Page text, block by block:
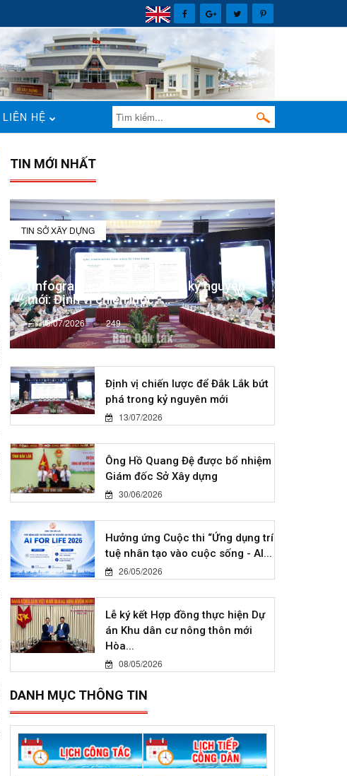
LIÊN HỆ
TIN MỚI NHẤT
TIN SỞ XÂY DỰNG
(Infographic) Đắk Lắk trong kỷ nguyên
mới: Định vị chiến lược -...
13/07/2026 249
Định vị chiến lược để Đắk Lắk bứt
phá trong kỷ nguyên mới
13/07/2026
Ông Hồ Quang Đệ được bổ nhiệm
Giám đốc Sở Xây dựng
30/06/2026
Hưởng ứng Cuộc thi “Ứng dụng trí
tuệ nhân tạo vào cuộc sống - AI...
26/05/2026
Lễ ký kết Hợp đồng thực hiện Dự
án Khu dân cư nông thôn mới
Hòa...
08/05/2026
DANH MỤC THÔNG TIN